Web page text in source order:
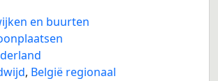
en buurten
, België regionaal